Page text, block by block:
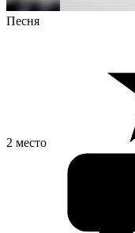
Песня
2 место